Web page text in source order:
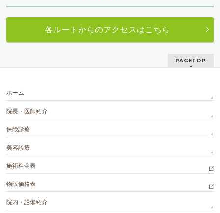
各ルートからのアクセスはこちら
PAGETOP
ホーム
院長・医師紹介
保険診療
美容診療
施術料金表
物販価格表
院内・設備紹介